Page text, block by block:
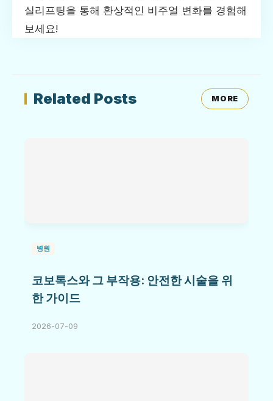
실리프팅을 통해 환상적인 비주얼 변화를 경험해
보세요!
Related Posts MORE
병원
코보톡스와 그 부작용: 안전한 시술을 위
한 가이드
2026-07-09